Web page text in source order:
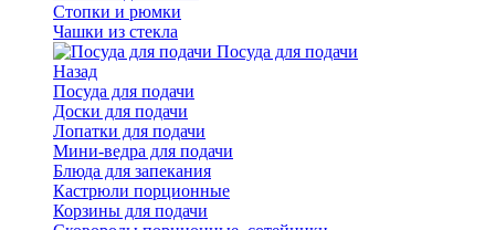
Стопки и рюмки
Чашки из стекла
Посуда для подачи
Назад
Посуда для подачи
Доски для подачи
Лопатки для подачи
Мини-ведра для подачи
Блюда для запекания
Кастрюли порционные
Корзины для подачи